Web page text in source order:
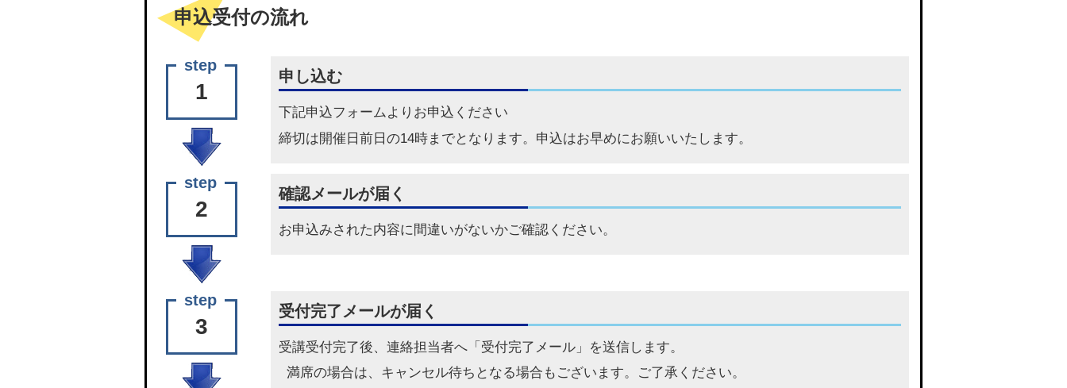
申込受付の流れ
1
申し込む
下記申込フォームよりお申込ください
締切は開催日前日の14時までとなります。申込はお早めにお願いいたします。
2
確認メールが届く
お申込みされた内容に間違いがないかご確認ください。
3
受付完了メールが届く
受講受付完了後、連絡担当者へ「受付完了メール」を送信します。
満席の場合は、キャンセル待ちとなる場合もございます。ご了承ください。